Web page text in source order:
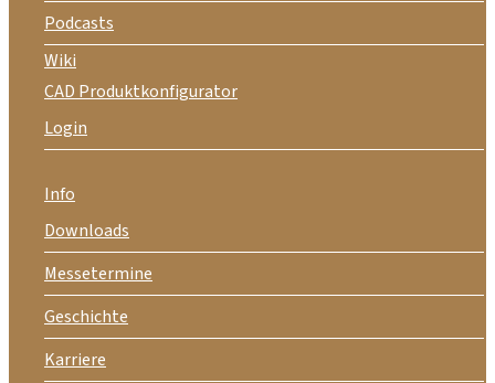
Podcasts
Wiki
CAD Produktkonfigurator
Login
Info
Downloads
Messetermine
Geschichte
Karriere